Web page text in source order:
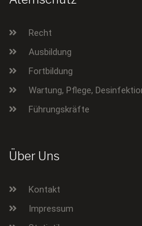
Recht
Ausbildung
Fortbildung
Wartung, Pflege,
Führungskräfte
Über Uns
Kontakt
Impressum